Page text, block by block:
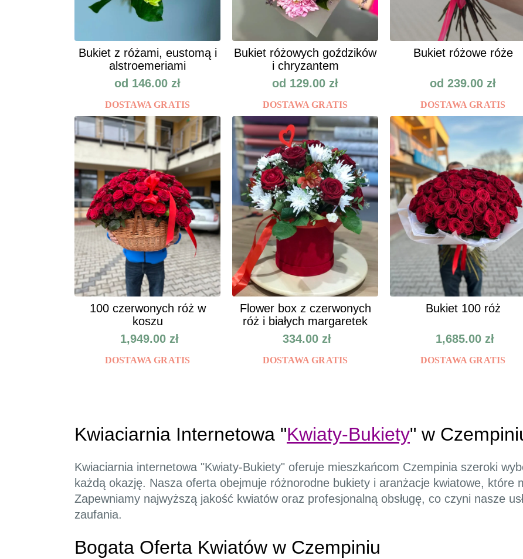
Bukiet z różami, eustomą i
alstroemeriami
od 146.00 zł
DOSTAWA GRATIS
Bukiet różowych goździków
i chryzantem
od 129.00 zł
DOSTAWA GRATIS
Bukiet różowe róże
od 239.00 zł
DOSTAWA GRATIS
100 czerwonych róż w
koszu
1,949.00 zł
DOSTAWA GRATIS
Flower box z czerwonych
róż i białych margaretek
334.00 zł
DOSTAWA GRATIS
Bukiet 100 róż
1,685.00 zł
DOSTAWA GRATIS
Kwiaciarnia Internetowa "Kwiaty-Bukiety" w
Kwiaciarnia internetowa "Kwiaty-Bukiety" oferuje mieszkańcom Czempinia szeroki
każdą okazję. Nasza oferta obejmuje różnorodne bukiety i aranżacje kwiatowe, które
Zapewniamy najwyższą jakość kwiatów oraz profesjonalną obsługę, co czyni nasze
zaufania.
Bogata Oferta Kwiatów w Czempiniu